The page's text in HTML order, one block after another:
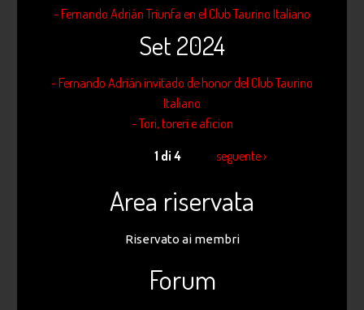
- Fernando Adrián Triunfa en el Club Taurino Italiano
Set 2024
- Fernando Adrián invitado de honor del Club Taurino
Italiano
- Tori, toreri e aficion
1 di 4
seguente ›
Area riservata
Riservato ai membri
Forum